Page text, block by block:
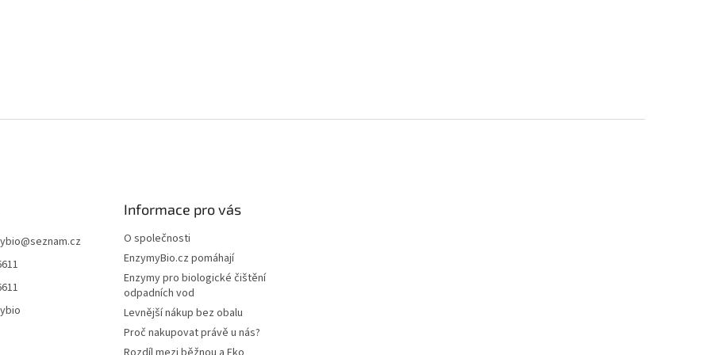
@seznam.cz
Informace pro vás
O společnosti
EnzymyBio.cz pomáhají
Enzymy pro biologické čištění
odpadních vod
Levnější nákup bez obalu
Proč nakupovat právě u nás?